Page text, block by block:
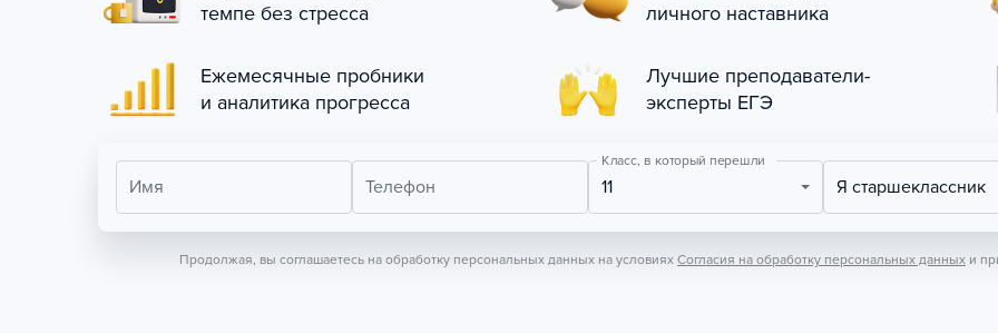
темпе без стресса
личного наставника
Ежемесячные пробники
и аналитика прогресса
Лучшие преподаватели-
эксперты ЕГЭ
Имя Телефон
Класс, в который перешли
11 Я старшеклассник
Продолжая, вы соглашаетесь на обработку персональных данных на условиях Согласия на обработку персональных данных и